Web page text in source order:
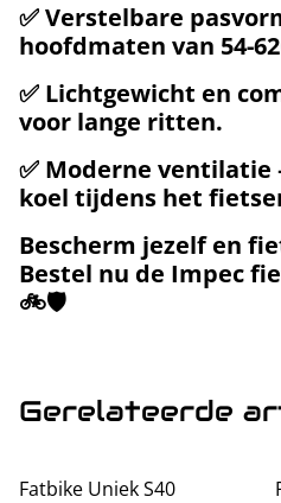
✅Verstelbare
hoofdmaten van 54-
✅ Lichtgewicht en
voor lange ritten.
✅ Moderne ventilatie
koel tijdens het
Bescherm jezelf en
Bestel nu de Impec
🚲🛡️
Gerelateerde
%
Fatbike Uniek S40